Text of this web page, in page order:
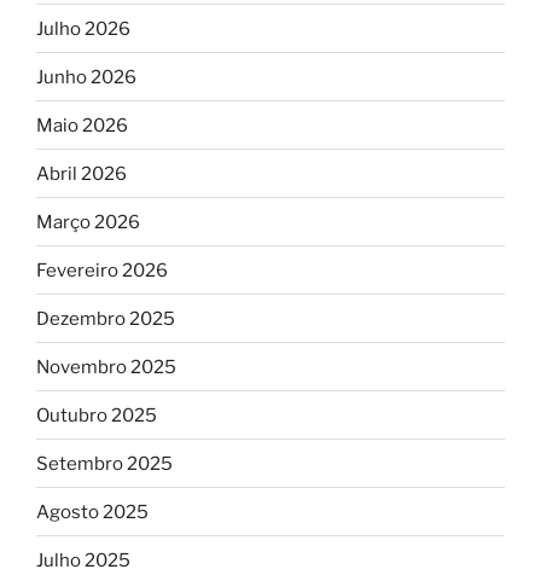
Julho 2026
Junho 2026
Maio 2026
Abril 2026
Março 2026
Fevereiro 2026
Dezembro 2025
Novembro 2025
Outubro 2025
Setembro 2025
Agosto 2025
Julho 2025